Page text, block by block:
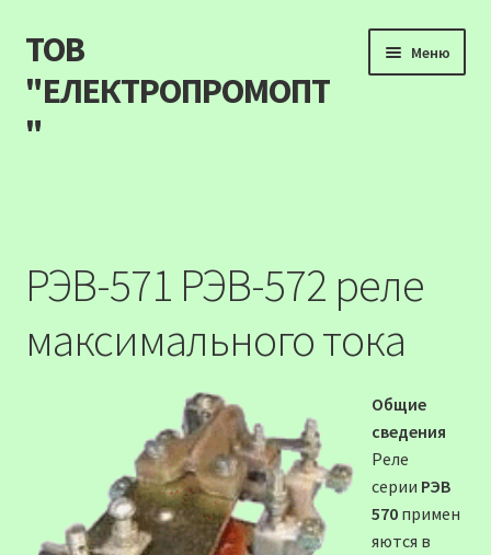
Перейти
до
навігації
Перейти
до
вмісту
ТОВ
"ЕЛЕКТРОПРОМОПТ
"
Меню
Прайс
Контакти
РЭВ-571 РЭВ-572 реле
максимального тока
Общие
сведения
Реле
серии РЭВ
570примен
яются в